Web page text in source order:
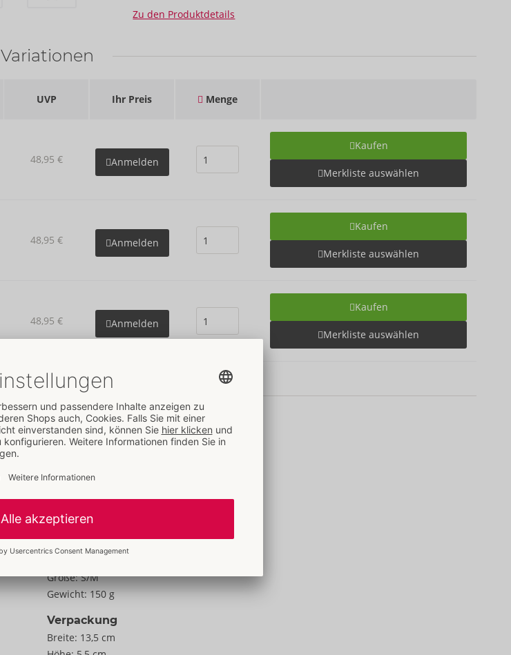
Zu den Produktdetails
Variationen
UVP Ihr Preis Menge
48,95 € Anmelden
Kaufen
Merkliste auswählen
48,95 € Anmelden
Kaufen
Merkliste auswählen
48,95 € Anmelden
Kaufen
Merkliste auswählen
Details
Eigenschaften
Für Frauen
Elasthan, Einsatz 100% Polyester
Größe: S/M
Gewicht: 150 g
Verpackung
Breite: 13,5 cm